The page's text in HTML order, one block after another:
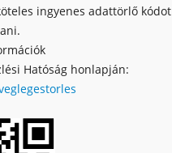
ingyenes adattörlő kódot
Hatóság honlapján: